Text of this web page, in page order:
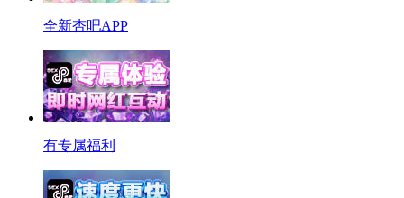
全新杏吧APP
有专属福利